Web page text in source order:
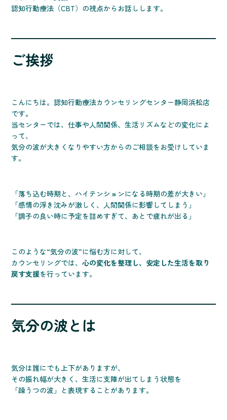
認知行動療法（CBT）の視点からお話しします。
ご挨拶
こんにちは。認知行動療法カウンセリングセンター静岡浜松店
です。
当センターでは、仕事や人間関係、生活リズムなどの変化によ
って、
気分の波が大きくなりやすい方からのご相談をお受けしていま
す。
「落ち込む時期と、ハイテンションになる時期の差が大きい」
「感情の浮き沈みが激しく、人間関係に影響してしまう」
「調子の良い時に予定を詰めすぎて、あとで疲れが出る」
このような“気分の波”に悩む方に対して、
カウンセリングでは、心の変化を整理し、安定した生活を取り
戻す支援を行っています。
気分の波とは
気分は誰にでも上下がありますが、
その振れ幅が大きく、生活に支障が出てしまう状態を
「躁うつの波」と表現することがあります。